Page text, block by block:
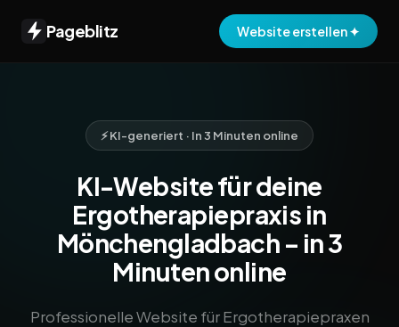
Pageblitz Website erstellen ✦
⚡ KI-generiert · In 3 Minuten online
KI-Website für deine
Ergotherapiepraxis in
Mönchengladbach – in 3
Minuten online
Professionelle Website für Ergotherapiepraxen